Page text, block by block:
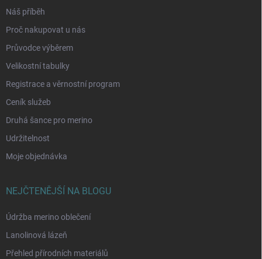
Náš příběh
Proč nakupovat u nás
Průvodce výběrem
Velikostní tabulky
Registrace a věrnostní program
Ceník služeb
Druhá šance pro merino
Udržitelnost
Moje objednávka
NEJČTENĚJŠÍ NA BLOGU
Údržba merino oblečení
Lanolinová lázeň
Přehled přírodních materiálů